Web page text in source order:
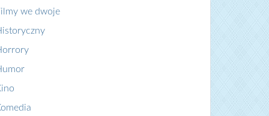
we dwoje